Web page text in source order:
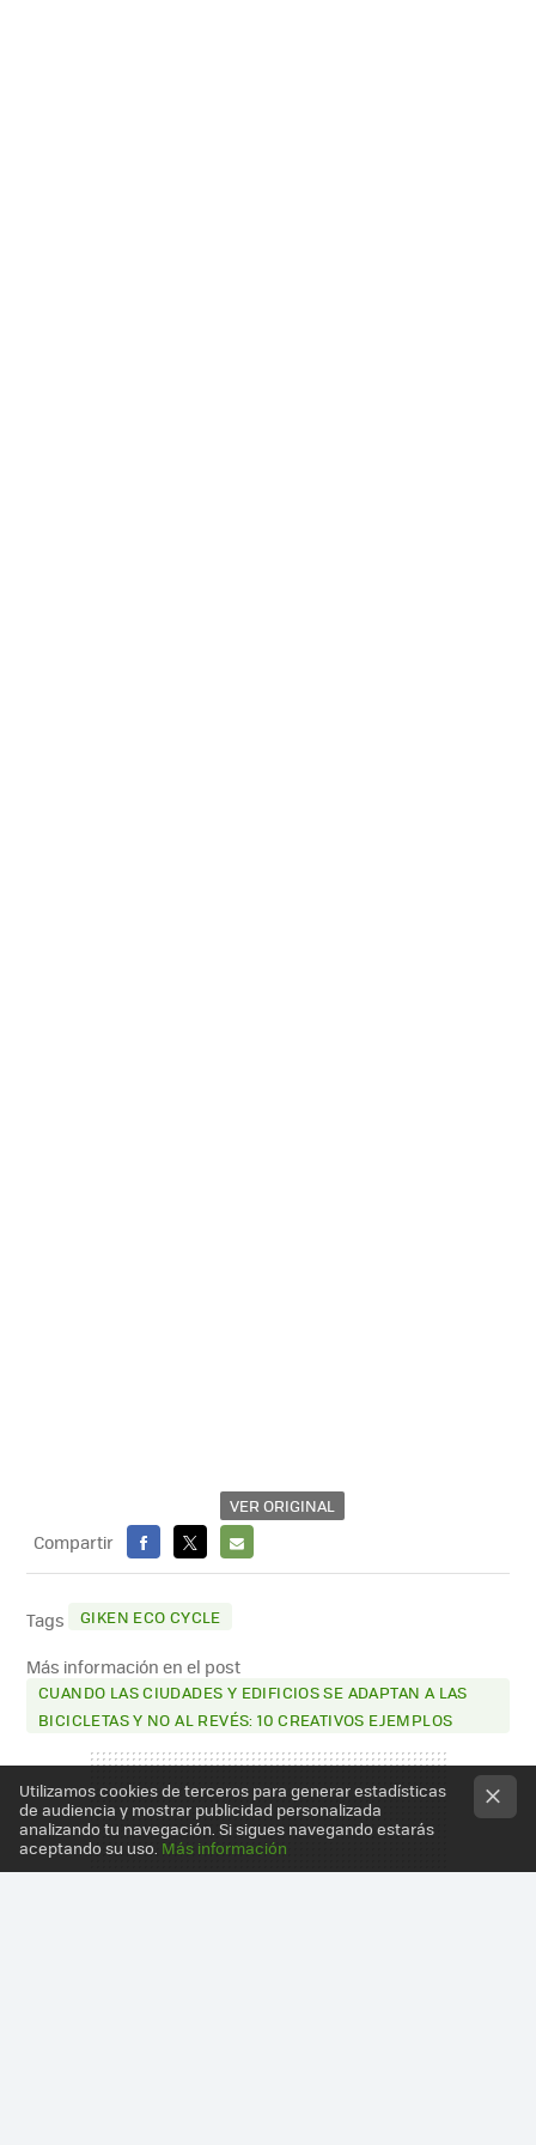
VER ORIGINAL
Compartir
FACEBOOK
X
E-
Tags GIKEN ECO CYCLE
Más información en el post
CUANDO LAS CIUDADES Y EDIFICIOS SE ADAPTAN A LAS
BICICLETAS Y NO AL REVÉS: 10 CREATIVOS EJEMPLOS
Utilizamos cookies de terceros para generar estadísticas
de audiencia y mostrar publicidad personalizada
analizando tu navegación. Si sigues navegando estarás
aceptando su uso. Más información